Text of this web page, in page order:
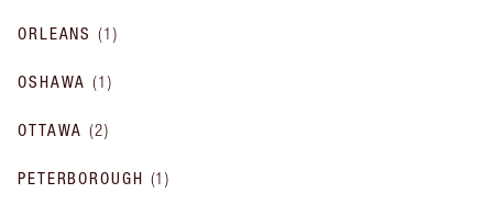
ORLEANS (1 )
OSHAWA (1)
OTTAWA (2)
PETERBOROUGH (1)